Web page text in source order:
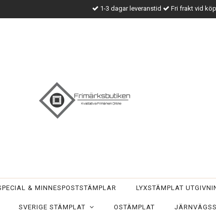
1-3 dagar leveranstid Fri frakt vid
& MINNESPOSTSTÄMPLAR LYXSTÄMPLAT
SVERIGE STÄMPLAT OSTÄMPLAT